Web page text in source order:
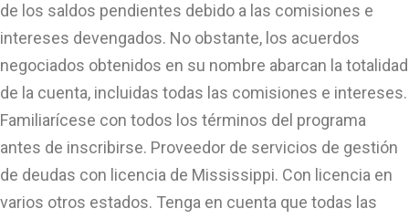
de los saldos pendientes debido a las comisiones e
intereses devengados. No obstante, los acuerdos
negociados obtenidos en su nombre abarcan la totalidad
de la cuenta, incluidas todas las comisiones e intereses.
Familiarícese con todos los términos del programa
antes de inscribirse. Proveedor de servicios de gestión
de deudas con licencia de Mississippi. Con licencia en
varios otros estados. Tenga en cuenta que todas las